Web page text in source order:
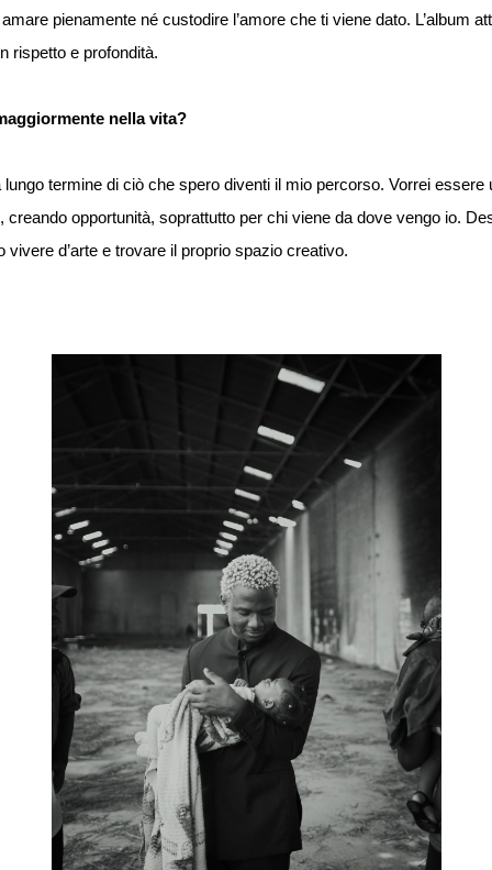
pienamente né custodire l’amore che ti viene dato. L’album
rispetto e profondità.
nella vita?
termine di ciò che spero diventi il mio percorso. Vorrei essere
creando opportunità, soprattutto per chi viene da dove vengo io.
vivere d’arte e trovare il proprio spazio creativo.